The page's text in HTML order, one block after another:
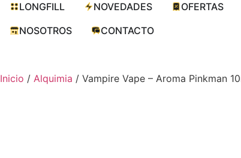
LONGFILL NOVEDADES OFERTAS
NOSOTROS
CONTACTO
Inicio / Alquimia / Vampire Vape – Aroma Pinkman